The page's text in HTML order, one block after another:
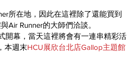
所在地，因此在這裡除了還能買到
Air Runner的大師們洽談。
開幕，當天這裡將會有一連串精彩活
本週末HCU展欣台北店Gallop主題館